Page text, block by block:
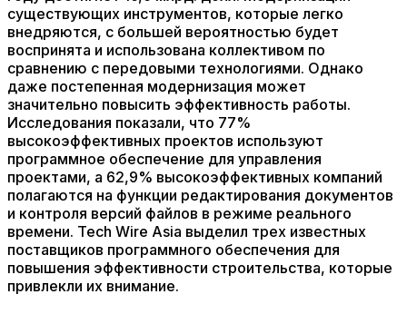
существующих инструментов, которые легко
внедряются, с большей вероятностью будет
воспринята и использована коллективом по
сравнению с передовыми технологиями. Однако
даже постепенная модернизация может
значительно повысить эффективность работы.
Исследования показали, что 77%
высокоэффективных проектов используют
программное обеспечение для управления
проектами, а 62,9% высокоэффективных компаний
полагаются на функции редактирования документов
и контроля версий файлов в режиме реального
времени. Tech Wire Asia выделил трех известных
поставщиков программного обеспечения для
повышения эффективности строительства, которые
привлекли их внимание.